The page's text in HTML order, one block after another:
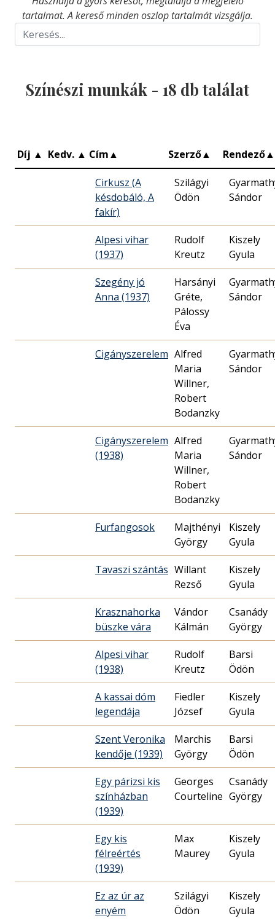
tartalmat. A kereső minden oszlop tartalmát vizsgálja.
Színészi munkák - 18 db találat
Díj ▲ Kedv. ▲ Cím▲ Szerző▲ Rendező▲
Cirkusz (A
késdobáló, A
fakír)
Szilágyi
Ödön
Sándor
Alpesi vihar
(1937)
Rudolf
Kreutz
Kiszely
Gyula
Szegény jó
Anna (1937)
Harsányi
Gréte,
Pálossy
Éva
Sándor
Cigányszerelem Alfred
Maria
Willner,
Robert
Bodanzky
Sándor
Cigányszerelem
(1938)
Alfred
Maria
Willner,
Robert
Bodanzky
Sándor
Furfangosok
Majthényi
György
Kiszely
Gyula
Tavaszi szántás Willant
Rezső
Kiszely
Gyula
Krasznahorka
büszke vára
Vándor
Kálmán
Csanády
György
Alpesi vihar
(1938)
Rudolf
Kreutz
Barsi
Ödön
A kassai dóm
legendája
Fiedler
József
Kiszely
Gyula
Szent Veronika
kendője (1939)
Marchis
György
Barsi
Ödön
Egy párizsi kis
színházban
(1939)
Georges
Courteline
Csanády
György
Egy kis
félreértés
(1939)
Max
Maurey
Kiszely
Gyula
Ez az úr az
enyém
Szilágyi
Ödön
Kiszely
Gyula